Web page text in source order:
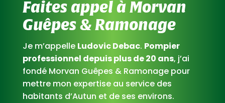
Faites appel à Morvan
Guêpes & Ramonage
Je m’appelle Ludovic Debac. Pompier
professionnel depuis plus de 20 ans, j’ai
fondé Morvan Guêpes & Ramonage pour
mettre mon expertise au service des
habitants d’Autun et de ses environs.